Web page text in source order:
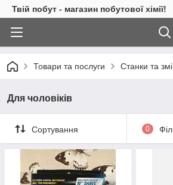
Твій побут - магазин побутової хімії!
Товари та послуги Cтанки та
Для чоловіків
Сортування 0